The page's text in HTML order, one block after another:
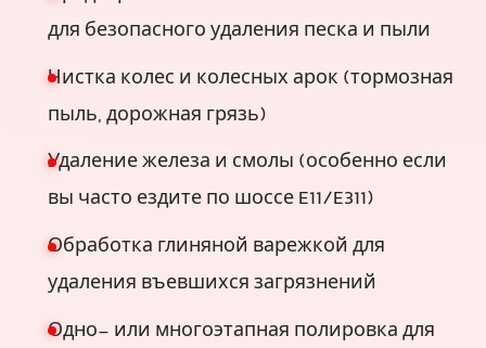
для безопасного удаления песка и пыли
Чистка колес и колесных арок (тормозная
пыль, дорожная грязь)
Удаление железа и смолы (особенно если
вы часто ездите по шоссе E11/E311)
Обработка глиняной варежкой для
удаления въевшихся загрязнений
Одно- или многоэтапная полировка для